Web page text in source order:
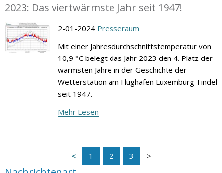
2023: Das viertwärmste Jahr seit 1947!
2-01-2024 Presseraum
Mit einer Jahresdurchschnittstemperatur von
10,9 °C belegt das Jahr 2023 den 4. Platz der
wärmsten Jahre in der Geschichte der
Wetterstation am Flughafen Luxemburg-Findel
seit 1947.
Mehr Lesen
1 2 3